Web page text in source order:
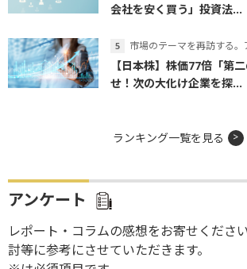
会社を安く買う」投資法...
市場のテーマを再訪する。アナリ
【日本株】株価77倍「第
せ！次の大化け企業を探...
ランキング一覧を見る
アンケート
レポート・コラムの感想をお寄せくださ
討等に参考にさせていただきます。